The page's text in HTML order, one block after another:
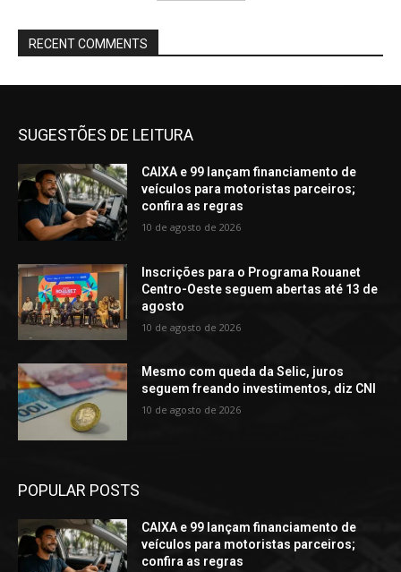
RECENT COMMENTS
SUGESTÕES DE LEITURA
CAIXA e 99 lançam financiamento de
veículos para motoristas parceiros;
confira as regras
10 de agosto de 2026
Inscrições para o Programa Rouanet
Centro-Oeste seguem abertas até 13 de
agosto
10 de agosto de 2026
Mesmo com queda da Selic, juros
seguem freando investimentos, diz CNI
10 de agosto de 2026
POPULAR POSTS
CAIXA e 99 lançam financiamento de
veículos para motoristas parceiros;
confira as regras